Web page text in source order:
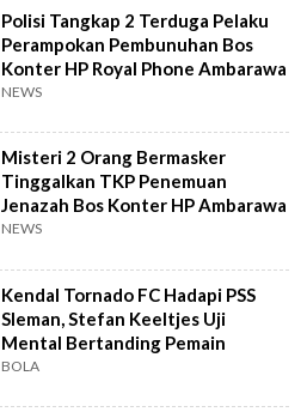
Polisi Tangkap 2 Terduga Pelaku
Perampokan Pembunuhan Bos
Konter HP Royal Phone Ambarawa
NEWS
Misteri 2 Orang Bermasker
Tinggalkan TKP Penemuan
Jenazah Bos Konter HP Ambarawa
NEWS
Kendal Tornado FC Hadapi PSS
Sleman, Stefan Keeltjes Uji
Mental Bertanding Pemain
BOLA